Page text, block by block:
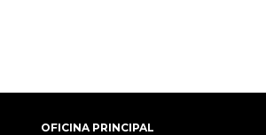
OFICINA PRINCIPAL